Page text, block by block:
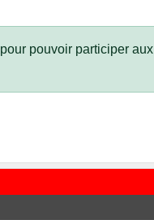
pour pouvoir participer aux